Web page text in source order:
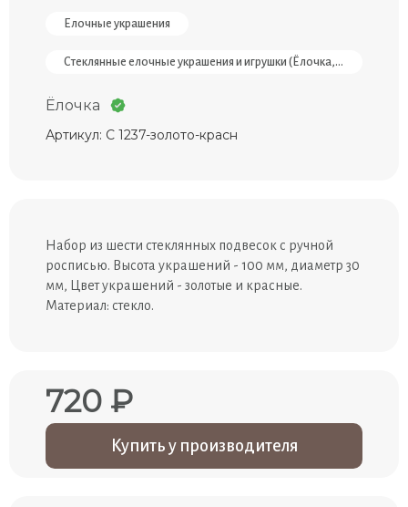
Елочные украшения
Стеклянные елочные украшения и игрушки (Ёлочка, Россия)
Ёлочка
Артикул: С 1237-золото-красн
Набор из шести стеклянных подвесок с ручной
росписью. Высота украшений - 100 мм, диаметр 30
мм, Цвет украшений - золотые и красные.
Материал: стекло.
720 ₽
Купить у производителя